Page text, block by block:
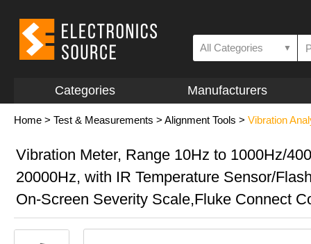
All Categories ▼
Categories Manufacturers
Home > Test & Measurements > Alignment Tools > Vibration
Vibration Meter, Range 10Hz to 1000Hz/
20000Hz, with IR Temperature Sensor/
On-Screen Severity Scale,Fluke Connect